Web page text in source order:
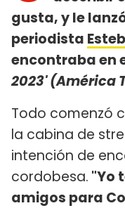
gusta, y le
periodista
encontraba en
2023' (América
Todo comenzó
la cabina de
intención de
cordobesa. "Yo
amigos para